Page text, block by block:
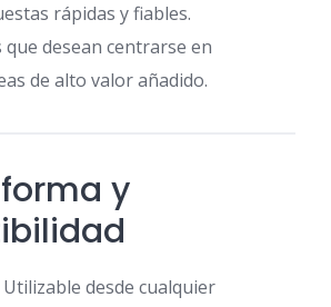
rápidas y fiables.
desean centrarse en
de alto valor añadido.
y
desde cualquier